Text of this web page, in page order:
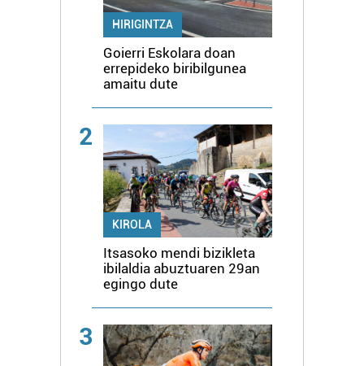
HIRIGINTZA
Goierri Eskolara doan
errepideko biribilgunea
amaitu dute
2
KIROLA
Itsasoko mendi bizikleta
ibilaldia abuztuaren 29an
egingo dute
3